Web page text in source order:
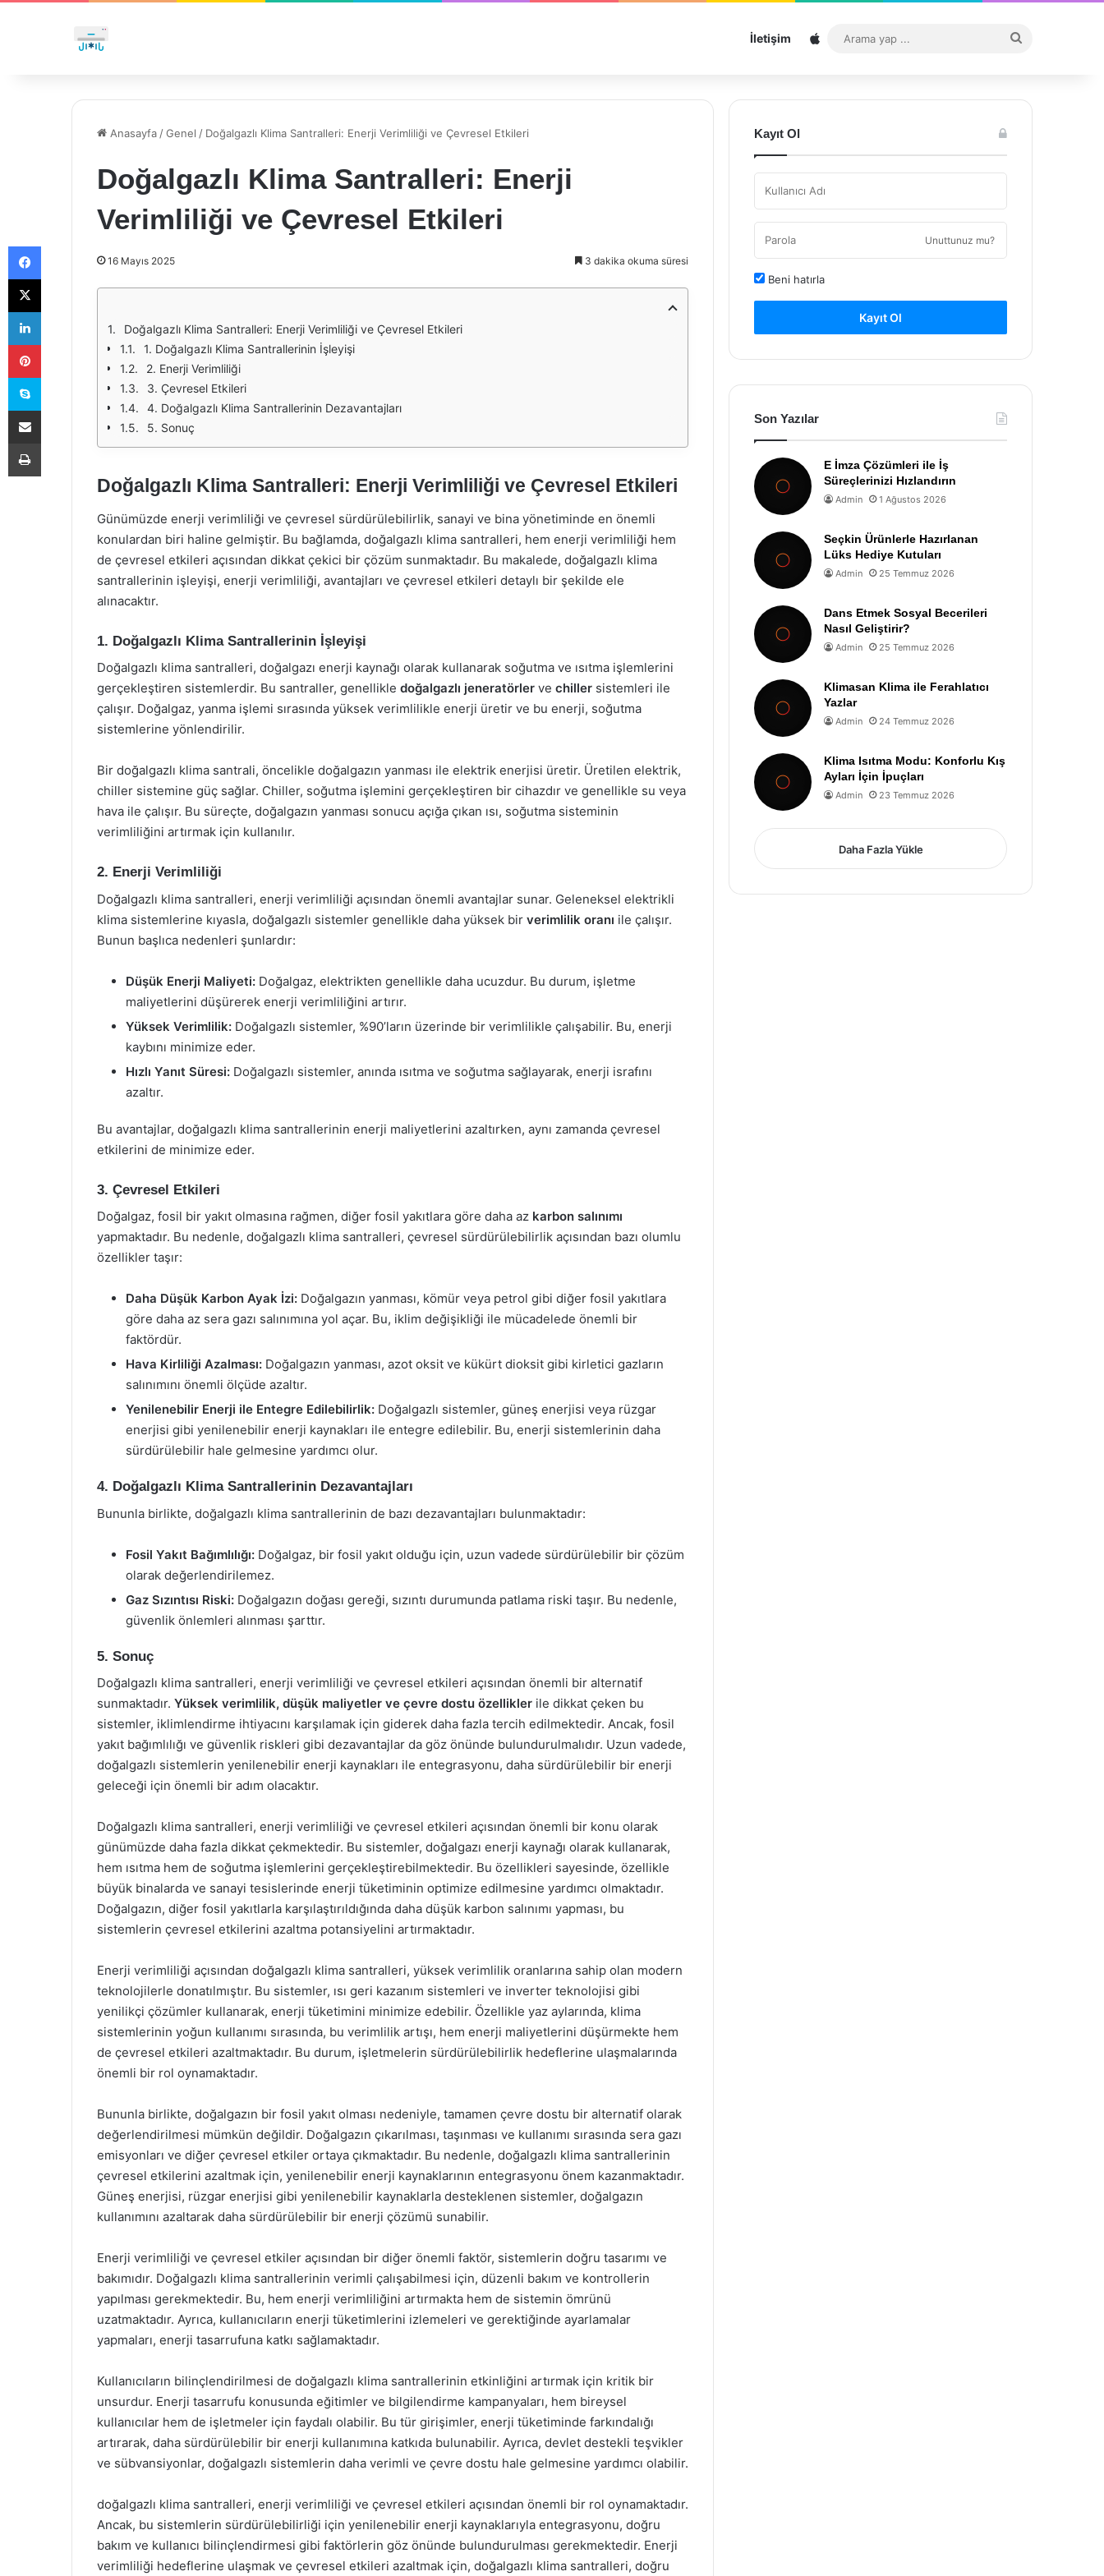
İletişim Sitemap
...
Anasayfa /Genel / Doğalgazlı Klima Santralleri: Enerji Verimliliği ve Çevresel Etkileri
Doğalgazlı Klima Santralleri: Enerji
Verimliliği ve Çevresel Etkileri
16 Mayıs 2025 3 dakika okuma süresi
Doğalgazlı Klima Santralleri: Enerji Verimliliği ve Çevresel Etkileri
1. Doğalgazlı Klima Santrallerinin İşleyişi
2. Enerji Verimliliği
3. Çevresel Etkileri
4. Doğalgazlı Klima Santrallerinin Dezavantajları
5. Sonuç
Doğalgazlı Klima Santralleri: Enerji Verimliliği ve Çevresel Etkileri
Günümüzde enerji verimliliği ve çevresel sürdürülebilirlik, sanayi ve bina yönetiminde en önemli
konulardan biri haline gelmiştir. Bu bağlamda, doğalgazlı klima santralleri, hem enerji verimliliği hem
de çevresel etkileri açısından dikkat çekici bir çözüm sunmaktadır. Bu makalede, doğalgazlı klima
santrallerinin işleyişi, enerji verimliliği, avantajları ve çevresel etkileri detaylı bir şekilde ele
alınacaktır.
1. Doğalgazlı Klima Santrallerinin İşleyişi
Doğalgazlı klima santralleri, doğalgazı enerji kaynağı olarak kullanarak soğutma ve ısıtma işlemlerini
gerçekleştiren sistemlerdir. Bu santraller, genellikle doğalgazlı jeneratörler ve chiller sistemleri ile
çalışır. Doğalgaz, yanma işlemi sırasında yüksek verimlilikle enerji üretir ve bu enerji, soğutma
sistemlerine yönlendirilir.
Bir doğalgazlı klima santrali, öncelikle doğalgazın yanması ile elektrik enerjisi üretir. Üretilen elektrik,
chiller sistemine güç sağlar. Chiller, soğutma işlemini gerçekleştiren bir cihazdır ve genellikle su veya
hava ile çalışır. Bu süreçte, doğalgazın yanması sonucu açığa çıkan ısı, soğutma sisteminin
verimliliğini artırmak için kullanılır.
2. Enerji Verimliliği
Doğalgazlı klima santralleri, enerji verimliliği açısından önemli avantajlar sunar. Geleneksel elektrikli
klima sistemlerine kıyasla, doğalgazlı sistemler genellikle daha yüksek bir verimlilik oranı ile çalışır.
Bunun başlıca nedenleri şunlardır:
Düşük Enerji Maliyeti: Doğalgaz, elektrikten genellikle daha ucuzdur. Bu durum, işletme
maliyetlerini düşürerek enerji verimliliğini artırır.
Yüksek Verimlilik: Doğalgazlı sistemler, %90’ların üzerinde bir verimlilikle çalışabilir. Bu, enerji
kaybını minimize eder.
Hızlı Yanıt Süresi: Doğalgazlı sistemler, anında ısıtma ve soğutma sağlayarak, enerji israfını
azaltır.
Bu avantajlar, doğalgazlı klima santrallerinin enerji maliyetlerini azaltırken, aynı zamanda çevresel
etkilerini de minimize eder.
3. Çevresel Etkileri
Doğalgaz, fosil bir yakıt olmasına rağmen, diğer fosil yakıtlara göre daha az karbon salınımı
yapmaktadır. Bu nedenle, doğalgazlı klima santralleri, çevresel sürdürülebilirlik açısından bazı olumlu
özellikler taşır:
Daha Düşük Karbon Ayak İzi: Doğalgazın yanması, kömür veya petrol gibi diğer fosil yakıtlara
göre daha az sera gazı salınımına yol açar. Bu, iklim değişikliği ile mücadelede önemli bir
faktördür.
Hava Kirliliği Azalması: Doğalgazın yanması, azot oksit ve kükürt dioksit gibi kirletici gazların
salınımını önemli ölçüde azaltır.
Yenilenebilir Enerji ile Entegre Edilebilirlik: Doğalgazlı sistemler, güneş enerjisi veya rüzgar
enerjisi gibi yenilenebilir enerji kaynakları ile entegre edilebilir. Bu, enerji sistemlerinin daha
sürdürülebilir hale gelmesine yardımcı olur.
4. Doğalgazlı Klima Santrallerinin Dezavantajları
Bununla birlikte, doğalgazlı klima santrallerinin de bazı dezavantajları bulunmaktadır:
Fosil Yakıt Bağımlılığı: Doğalgaz, bir fosil yakıt olduğu için, uzun vadede sürdürülebilir bir çözüm
olarak değerlendirilemez.
Gaz Sızıntısı Riski: Doğalgazın doğası gereği, sızıntı durumunda patlama riski taşır. Bu nedenle,
güvenlik önlemleri alınması şarttır.
5. Sonuç
Doğalgazlı klima santralleri, enerji verimliliği ve çevresel etkileri açısından önemli bir alternatif
sunmaktadır. Yüksek verimlilik, düşük maliyetler ve çevre dostu özellikler ile dikkat çeken bu
sistemler, iklimlendirme ihtiyacını karşılamak için giderek daha fazla tercih edilmektedir. Ancak, fosil
yakıt bağımlılığı ve güvenlik riskleri gibi dezavantajlar da göz önünde bulundurulmalıdır. Uzun vadede,
doğalgazlı sistemlerin yenilenebilir enerji kaynakları ile entegrasyonu, daha sürdürülebilir bir enerji
geleceği için önemli bir adım olacaktır.
Doğalgazlı klima santralleri, enerji verimliliği ve çevresel etkileri açısından önemli bir konu olarak
günümüzde daha fazla dikkat çekmektedir. Bu sistemler, doğalgazı enerji kaynağı olarak kullanarak,
hem ısıtma hem de soğutma işlemlerini gerçekleştirebilmektedir. Bu özellikleri sayesinde, özellikle
büyük binalarda ve sanayi tesislerinde enerji tüketiminin optimize edilmesine yardımcı olmaktadır.
Doğalgazın, diğer fosil yakıtlarla karşılaştırıldığında daha düşük karbon salınımı yapması, bu
sistemlerin çevresel etkilerini azaltma potansiyelini artırmaktadır.
Enerji verimliliği açısından doğalgazlı klima santralleri, yüksek verimlilik oranlarına sahip olan modern
teknolojilerle donatılmıştır. Bu sistemler, ısı geri kazanım sistemleri ve inverter teknolojisi gibi
yenilikçi çözümler kullanarak, enerji tüketimini minimize edebilir. Özellikle yaz aylarında, klima
sistemlerinin yoğun kullanımı sırasında, bu verimlilik artışı, hem enerji maliyetlerini düşürmekte hem
de çevresel etkileri azaltmaktadır. Bu durum, işletmelerin sürdürülebilirlik hedeflerine ulaşmalarında
önemli bir rol oynamaktadır.
Bununla birlikte, doğalgazın bir fosil yakıt olması nedeniyle, tamamen çevre dostu bir alternatif olarak
değerlendirilmesi mümkün değildir. Doğalgazın çıkarılması, taşınması ve kullanımı sırasında sera gazı
emisyonları ve diğer çevresel etkiler ortaya çıkmaktadır. Bu nedenle, doğalgazlı klima santrallerinin
çevresel etkilerini azaltmak için, yenilenebilir enerji kaynaklarının entegrasyonu önem kazanmaktadır.
Güneş enerjisi, rüzgar enerjisi gibi yenilenebilir kaynaklarla desteklenen sistemler, doğalgazın
kullanımını azaltarak daha sürdürülebilir bir enerji çözümü sunabilir.
Enerji verimliliği ve çevresel etkiler açısından bir diğer önemli faktör, sistemlerin doğru tasarımı ve
bakımıdır. Doğalgazlı klima santrallerinin verimli çalışabilmesi için, düzenli bakım ve kontrollerin
yapılması gerekmektedir. Bu, hem enerji verimliliğini artırmakta hem de sistemin ömrünü
uzatmaktadır. Ayrıca, kullanıcıların enerji tüketimlerini izlemeleri ve gerektiğinde ayarlamalar
yapmaları, enerji tasarrufuna katkı sağlamaktadır.
Kullanıcıların bilinçlendirilmesi de doğalgazlı klima santrallerinin etkinliğini artırmak için kritik bir
unsurdur. Enerji tasarrufu konusunda eğitimler ve bilgilendirme kampanyaları, hem bireysel
kullanıcılar hem de işletmeler için faydalı olabilir. Bu tür girişimler, enerji tüketiminde farkındalığı
artırarak, daha sürdürülebilir bir enerji kullanımına katkıda bulunabilir. Ayrıca, devlet destekli teşvikler
ve sübvansiyonlar, doğalgazlı sistemlerin daha verimli ve çevre dostu hale gelmesine yardımcı olabilir.
doğalgazlı klima santralleri, enerji verimliliği ve çevresel etkileri açısından önemli bir rol oynamaktadır.
Ancak, bu sistemlerin sürdürülebilirliği için yenilenebilir enerji kaynaklarıyla entegrasyonu, doğru
bakım ve kullanıcı bilinçlendirmesi gibi faktörlerin göz önünde bulundurulması gerekmektedir. Enerji
verimliliği hedeflerine ulaşmak ve çevresel etkileri azaltmak için, doğalgazlı klima santralleri, doğru
Kayıt Ol
Unuttunuz mu?
Beni hatırla
Kayıt Ol
Son Yazılar
E İmza Çözümleri ile İş
Süreçlerinizi Hızlandırın
Admin 1 Ağustos 2026
Seçkin Ürünlerle Hazırlanan
Lüks Hediye Kutuları
Admin 25 Temmuz 2026
Dans Etmek Sosyal Becerileri
Nasıl Geliştirir?
Admin 25 Temmuz 2026
Klimasan Klima ile Ferahlatıcı
Yazlar
Admin 24 Temmuz 2026
Klima Isıtma Modu: Konforlu Kış
Ayları İçin İpuçları
Admin 23 Temmuz 2026
Daha Fazla Yükle
Facebook
X
LinkedIn
Pinterest
Skype
E-Posta ile paylaş